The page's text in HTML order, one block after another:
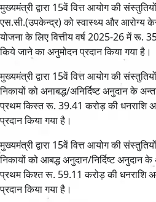
मुख्यमंत्री द्वारा 15वें वित्त आयोग की
एस.सी.(उपकेन्द्र) को स्वास्थ्य और आरोग्य
योजना के लिए वित्तीय वर्ष 2025-26 में रू.
किये जाने का अनुमोदन प्रदान किया गया है।
मुख्यमंत्री द्वारा 15वें वित्त आयोग की
निकायों को अनाबद्ध/अनिर्दिष्ट अनुदान के
प्रथम किस्त रू. 39.41 करोड़ की धनराशि
प्रदान किया गया है।
मुख्यमंत्री द्वारा 15वें वित्त आयोग की
निकायों को आबद्ध अनुदान/निर्दिष्ट अनुदान के
प्रथम किश्त रू. 59.11 करोड़ की धनराशि
प्रदान किया गया है।